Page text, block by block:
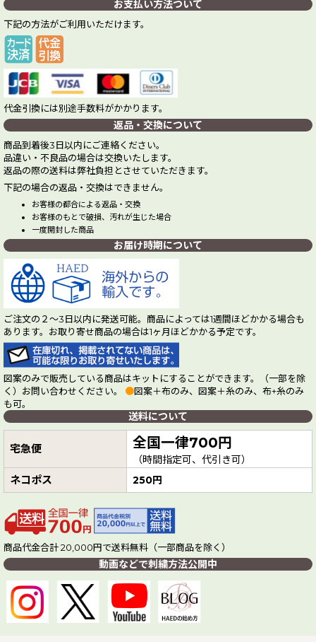
お支払い方法ついて
下記の方法がご利用いただけます。
代金引換には別途手数料がかかります。
返品・交換について
商品到着後3日以内にご連絡ください。
品違い・不良品の場合は交換いたします。
返品の際の送料は弊社負担とさせていただきます。
下記の場合の返品・交換はできません。
お客様の都合による返品・交換
お客様のもとで破損、汚れが生じた場合
一度開封した商品
お届け時期について
ご注文の２～3日以内に発送可能。商品によっては1週間ほどかかる場合も
あります。お取り寄せ商品の場合は1ヶ月ほどかかる予定です。
図案のみで販売している商品はキットにすることができます。（一部を除
く）お問い合わせください。 ●図案＋布のみ、図案＋糸のみ、布+糸のみ
も可。
送料について
宅急便 全国一律700円
（時間指定可、代引き可）
ネコポス 250円
商品代金合計 20,000円で送料無料（一部商品を除く）
動画などで刺繍方法公開中